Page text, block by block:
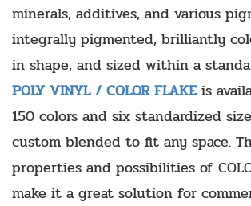
minerals, additives, and various
integrally pigmented, brilliantly
in shape, and sized within a
POLY VINYL / COLOR FLAKE is
150 colors and six standardized
custom blended to fit any space.
properties and possibilities of
make it a great solution for